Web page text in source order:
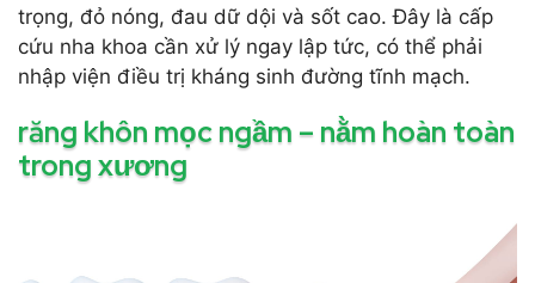
trọng, đỏ nóng, đau dữ dội và sốt cao. Đây là cấp
cứu nha khoa cần xử lý ngay lập tức, có thể phải
nhập viện điều trị kháng sinh đường tĩnh mạch.
răng khôn mọc ngầm – nằm hoàn toàn
trong xương